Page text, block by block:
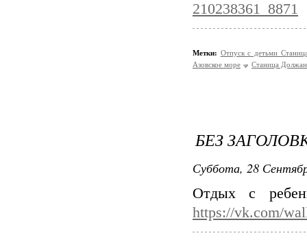
210238361_8871
Метки: Отпуск с детьми
Азовское море
Станица
БЕЗ
Суббота, 28
Отдых с
https://vk.com/